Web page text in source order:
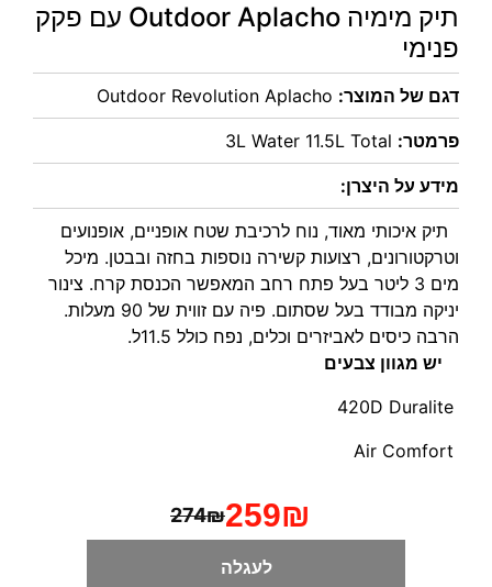
תיק מימיה Outdoor Aplacho עם פקק
פנימי
דגם של המוצר: Outdoor Revolution Aplacho
פרמטר: 3L Water 11.5L Total
מידע על היצרן:
הרבה כיסים לאביזרים וכלים, נפח כולל 11.5ל.
יש מגוון צבעים
274₪259₪
לעגלה